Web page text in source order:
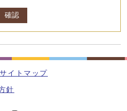
確認
サイトマップ
針